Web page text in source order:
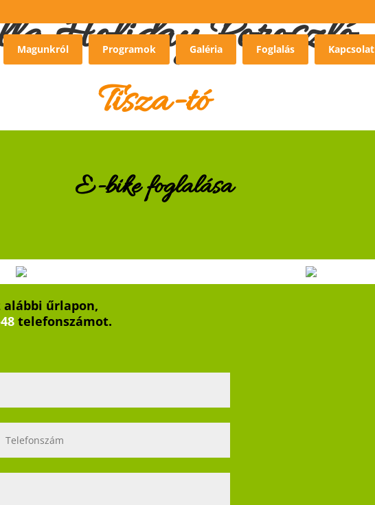
Magunkról Programok Galéria Foglalás Kapcsolat
Holiday Poroszló
Tisza-tó
E-bike foglalása
űrlapon,
telefonszámot.